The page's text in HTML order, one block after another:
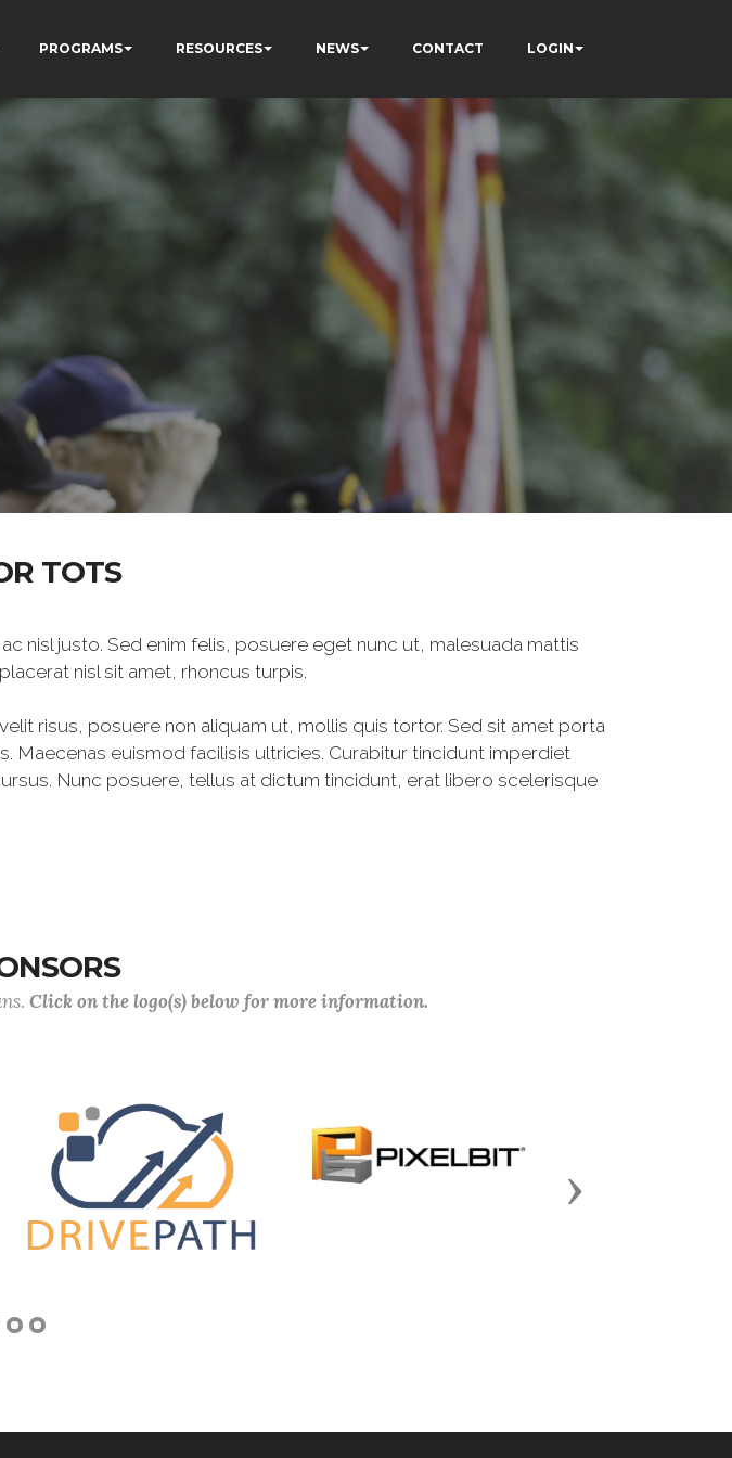
PROGRAMS RESOURCES NEWS CONTACT LOGIN
TOTS
nisl justo. Sed enim felis, posuere eget nunc ut, malesuada mattis
nisl sit amet, rhoncus turpis.
risus, posuere non aliquam ut, mollis quis tortor. Sed sit amet porta
Maecenas euismod facilisis ultricies. Curabitur tincidunt imperdiet
Nunc posuere, tellus at dictum tincidunt, erat libero scelerisque
Click on the logo(s) below for more information.
Next